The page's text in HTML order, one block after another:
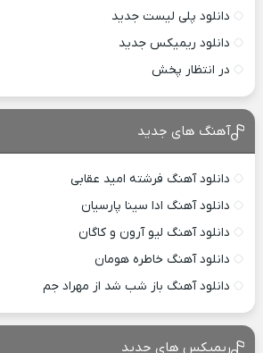
دانلود پلی لیست جدید
دانلود ریمیکس جدید
در انتظار پخش
آهنگ های جدید
دانلود آهنگ فرشته امید عقابی
دانلود آهنگ ادا سینا پارسیان
دانلود آهنگ لیو آرون و کاگان
دانلود آهنگ خاطره هومان
دانلود آهنگ باز شب شد از مهراد جم
ریمیکس های جدید